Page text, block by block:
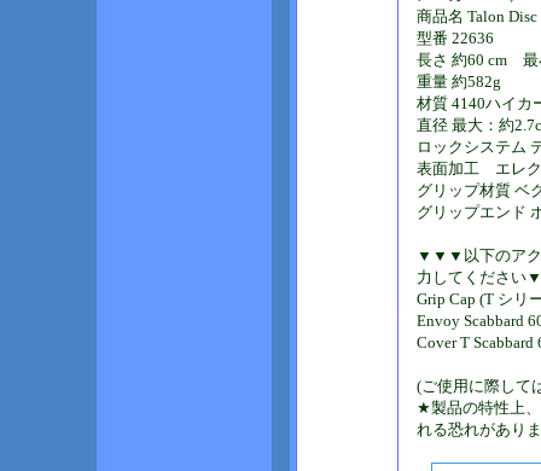
商品名 Talon
型番 22636
長さ 約60 cm 最
重量 約582g
材質 4140ハイカ
直径 最大：約
ロックシステム
表面加工 エレク
グリップ材質 ベ
グリップエンド
▼▼▼以下のアク
力してくださ
Grip Cap (T シリ
Envoy Scabbard
Cover T
(ご使用に際して
★製品の特性上
れる恐れがあり